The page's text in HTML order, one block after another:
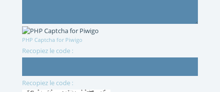
PHP Captcha for Piwigo
Recopiez le code :
Recopiez le code :